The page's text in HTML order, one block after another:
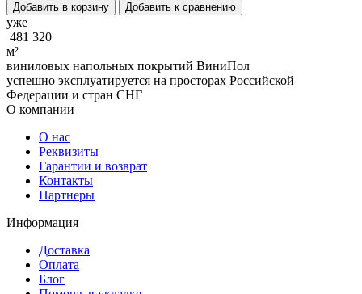
Добавить в корзину Добавить к сравнению
уже
481 320
м²
виниловых напольных покрытий ВиниПол
успешно эксплуатируется на просторах Российской
Федерации и стран СНГ
О компании
О нас
Реквизиты
Гарантии и возврат
Контакты
Партнеры
Информация
Доставка
Оплата
Блог